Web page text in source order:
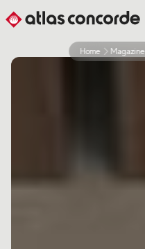
Home Magazine